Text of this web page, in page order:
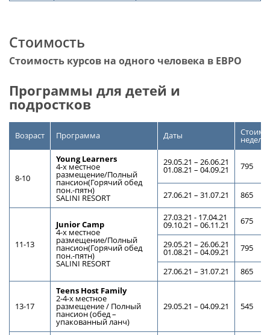
Стоимость
Стоимость курсов на одного человека в ЕВРО
Программы для детей и
подростков
Возраст Программа Даты
8-10
Young Learners
4-х местное
размещение/Полный
пансион(Горячий обед
пон.-пятн)
SALINI RESORT
29.05.21 – 26.06.21
01.08.21 – 04.09.21 795
27.06.21 – 31.07.21 865
11-13
Junior Camp
4-х местное
размещение/Полный
пансион(Горячий обед
пон.-пятн)
SALINI RESORT
27.03.21 - 17.04.21
09.10.21 – 06.11.21 675
29.05.21 – 26.06.21
01.08.21 – 04.09.21 795
27.06.21 – 31.07.21 865
13-17
Teens Host Family
2-4-х местное
размещение / Полный
пансион (обед –
упакованный ланч)
29.05.21 – 04.09.21 545